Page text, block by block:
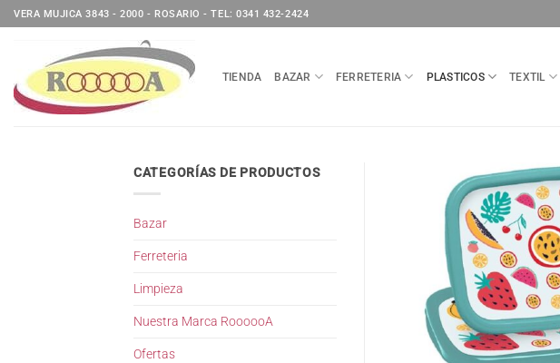
Saltar
al
VERA MUJICA 3843 - 2000 - ROSARIO - TEL: 0341 432-2424
TIENDA BAZAR FERRETERIA PLASTICOS TEXTIL
CATEGORÍAS DE PRODUCTOS
Bazar
Ferreteria
Limpieza
Nuestra Marca RoooooA
Ofertas